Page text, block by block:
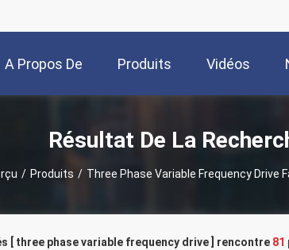
A Propos De
Nous
Produits Vidéos
Résultat De La
/ Produits / Three Phase Variable Frequency Drive
[ three phase variable frequency drive ] rencontre 81